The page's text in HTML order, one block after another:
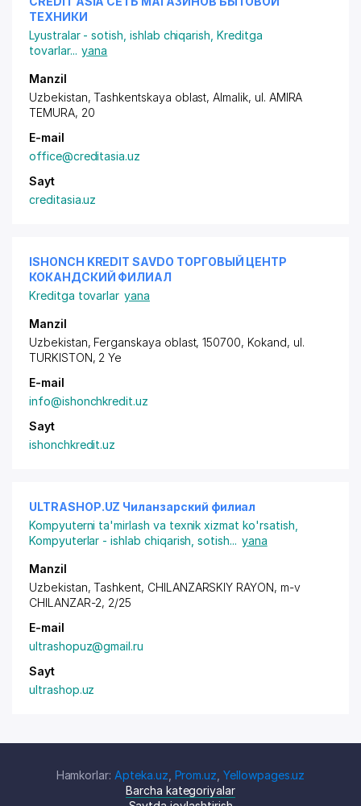
ТЕХНИКИ
Lyustralar - sotish, ishlab chiqarish ,Kreditga
tovarlar... yana
Manzil
Uzbekistan, Tashkentskaya oblast, Almalik, ul. AMIRA
TEMURA, 20
E-mail
office@creditasia.uz
Sayt
creditasia.uz
ISHONCH KREDIT SAVDO ТОРГОВЫЙ ЦЕНТР
КОКАНДСКИЙ ФИЛИАЛ
Kreditga tovarlar yana
Manzil
Uzbekistan, Ferganskaya oblast, 150700, Kokand, ul.
TURKISTON, 2 Ye
E-mail
info@ishonchkredit.uz
Sayt
ishonchkredit.uz
ULTRASHOP.UZ Чиланзарский филиал
Kompyuterni ta'mirlash va texnik xizmat ko'rsatish
Kompyuterlar - ishlab chiqarish, sotish... yana
Manzil
Uzbekistan, Tashkent, CHILANZARSKIY RAYON, m-v
CHILANZAR-2, 2/25
E-mail
ultrashopuz@gmail.ru
Sayt
ultrashop.uz
Hamkorlar: Apteka.uz Prom.uz ,Yellowpages.uz
Barcha kategoriyalar